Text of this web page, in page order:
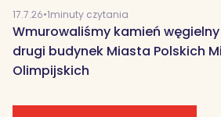
17.7.26•1minuty czytania
Wmurowaliśmy kamień
drugi budynek Miasta Polskich
Olimpijskich